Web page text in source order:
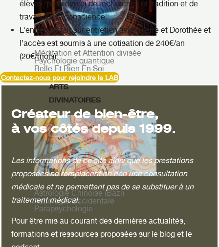
Méditation et Attention divisée
Psychologie quantique
Belle Et Bien En Soi
ARTS
DIVINATOIRES
Astrologie Chinoise (Bazi)
Astrologie Occidentale
Parapsychologie
élèves, passionnés de recherches et tradition et de
travail sur la conscience.
L’entrée se fait sur entretien avec Pierre et Dorothée et
l’accès est soumis à une cotisation de 240€/an
(20€/mois).
Contactez-nous pour rejoindre le LAB
Créateur de bien-être,
à vos côtés depuis 1999.
Les informations de ce site ainsi que les prestations
proposées ne remplacent en rien une consultation
médicale et ne permettent pas de se substituer à un
traitement médical.
Pour être mis au courant des dernières actualités,
formations et ressources proposées sur le blog et le